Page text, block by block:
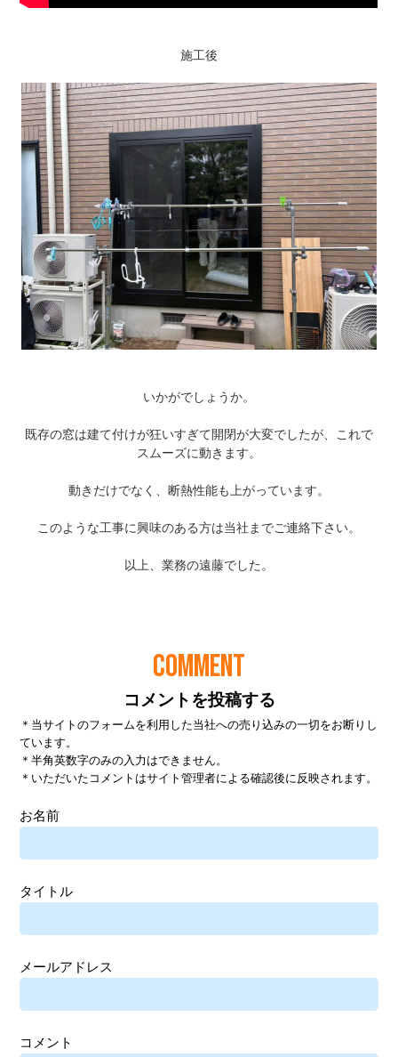
COMMENT
コメントを投稿する
＊当サイトのフォームを利用した当社への売り込みの一切をお断りし
ています。
＊半角英数字のみの入力はできません。
＊いただいたコメントはサイト管理者による確認後に反映されます。
お名前
タイトル
メールアドレス
コメント